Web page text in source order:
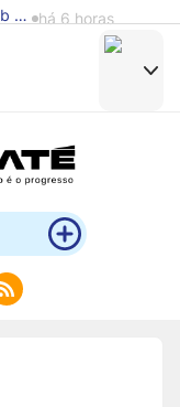
Defesa Civil de Taubaté alerta para previsão de chuva e ventos fortes
há 7 horas